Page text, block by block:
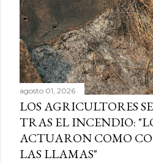
agosto 01, 2026
LOS AGRICULTORES
TRAS EL INCENDIO:
ACTUARON COMO
LAS LLAMAS"